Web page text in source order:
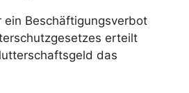
ein Beschäftigungsverbot
erteilt
das